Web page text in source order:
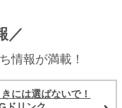
／
情報が満載！
には選ばないで！